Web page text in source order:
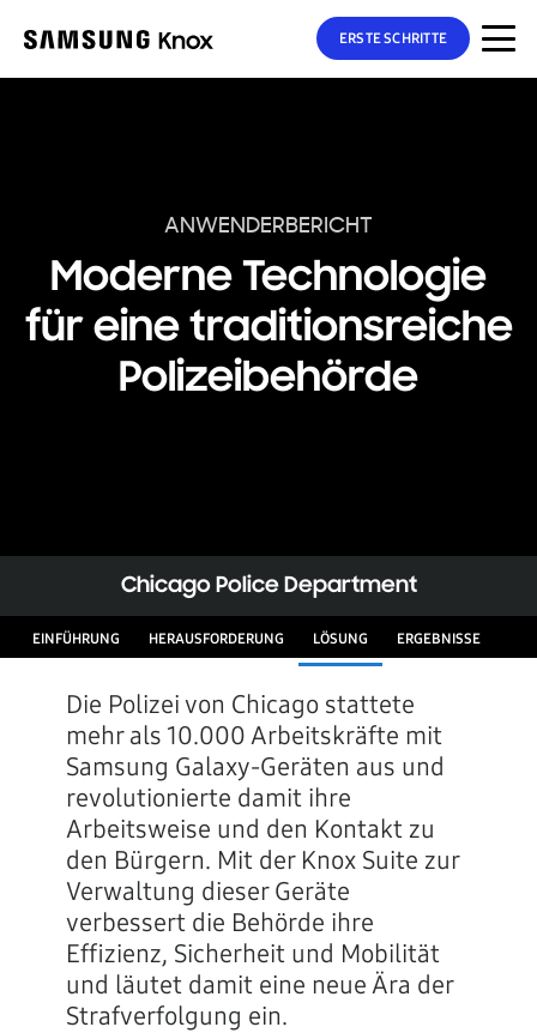
ERSTE SCHRITTE
ANWENDERBERICHT
Moderne Technologie
für eine traditionsreiche
Polizeibehörde
Chicago Police Department
EINFÜHRUNG HERAUSFORDERUNG LÖSUNG ERGEBNISSE
Die Polizei von Chicago stattete
mehr als 10.000 Arbeitskräfte mit
Samsung Galaxy-Geräten aus und
revolutionierte damit ihre
Arbeitsweise und den Kontakt zu
den Bürgern. Mit der Knox Suite zur
Verwaltung dieser Geräte
verbessert die Behörde ihre
Effizienz, Sicherheit und Mobilität
und läutet damit eine neue Ära der
Strafverfolgung ein.